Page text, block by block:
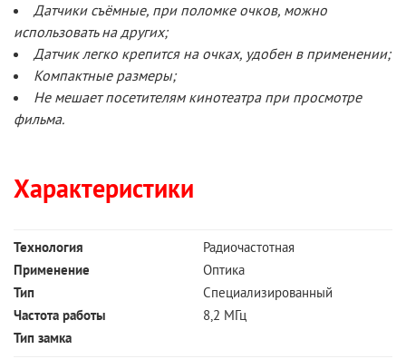
Датчики съёмные, при поломке очков, можно
использовать на других;
Датчик легко крепится на очках, удобен в применении;
Компактные размеры;
Не мешает посетителям кинотеатра при просмотре
фильма.
Характеристики
Технология
Радиочастотная
Применение
Оптика
Тип
Специализированный
Частота работы
8,2 МГц
Тип замка